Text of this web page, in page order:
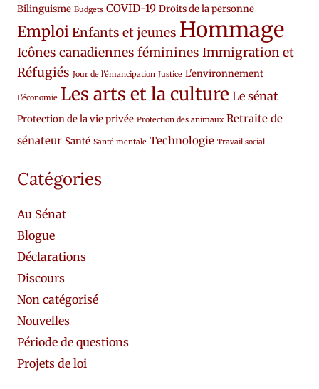
Bilinguisme Budgets COVID-19 Droits de la personne
EmploiEnfants et jeunes Hommage
Icônes canadiennes féminines Immigration et
Réfugiés Jour de l'émancipation Justice L'environnement
L'économie Les arts et la culture Le sénat
Protection de la vie privée Protection des animaux Retraite de
sénateur Santé Santé mentale Technologie Travail social
Catégories
Au Sénat
Blogue
Déclarations
Discours
Non catégorisé
Nouvelles
Période de questions
Projets de loi